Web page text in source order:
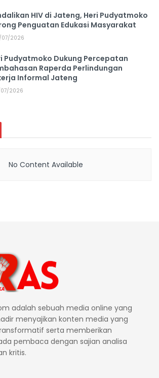
HIV di Jateng, Heri Pudyatmoko
Penguatan Edukasi Masyarakat
07/2026
Pudyatmoko Dukung Percepatan
Raperda Perlindungan
Informal Jateng
07/2026
No Content Available
adalah sebuah media online yang
menyajikan konten media yang
serta memberikan
pembaca dengan sajian analisa
kritis.